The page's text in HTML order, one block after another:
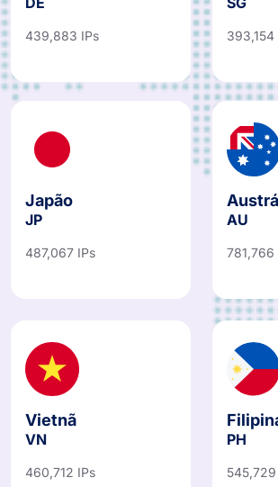
439,883 IPs 393,154
Japão
JP
487,067 IPs
AU
781,766
Vietnã
VN
460,712 IPs
PH
545,729